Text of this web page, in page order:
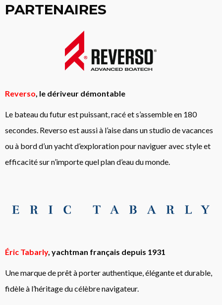
PARTENAIRES
Reverso , le dériveur démontable
Le bateau du futur est puissant, racé et s’assemble en 180
secondes. Reverso est aussi à l’aise dans un studio de vacances
ou à bord d’un yacht d’exploration pour naviguer avec style et
efficacité sur n’importe quel plan d’eau du monde.
Éric Tabarly, yachtman français depuis 1931
Une marque de prêt à porter authentique, élégante et durable,
fidèle à l’héritage du célèbre navigateur.